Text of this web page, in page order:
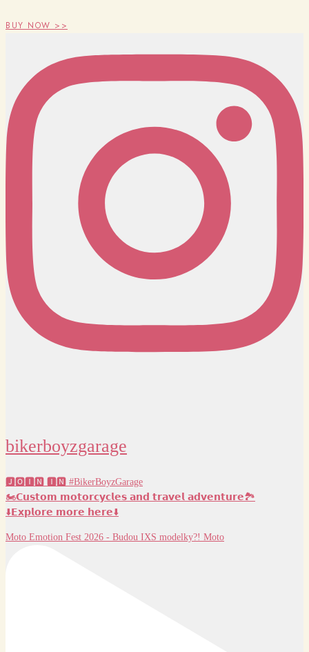
BUY NOW >>
bikerboyzgarage
🅹🅾🅸🅽 🅸🅽 #BikerBoyzGarage
🏍️𝗖𝘂𝘀𝘁𝗼𝗺 𝗺𝗼𝘁𝗼𝗿𝗰𝘆𝗰𝗹𝗲𝘀 𝗮𝗻𝗱 𝘁𝗿𝗮𝘃𝗲𝗹 𝗮𝗱𝘃𝗲𝗻𝘁𝘂𝗿𝗲🏞️
⬇️𝗘𝘅𝗽𝗹𝗼𝗿𝗲 𝗺𝗼𝗿𝗲 𝗵𝗲𝗿𝗲⬇️
Moto Emotion Fest 2026 - Budou IXS modelky?! Moto